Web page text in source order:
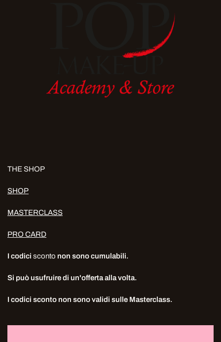
THE SHOP
SHOP
MASTERCLASS
PRO CARD
I codicisconto non sono cumulabili.
Si può usufruire di un'offerta alla volta.
I codici sconto non sono validi sulle Masterclass.